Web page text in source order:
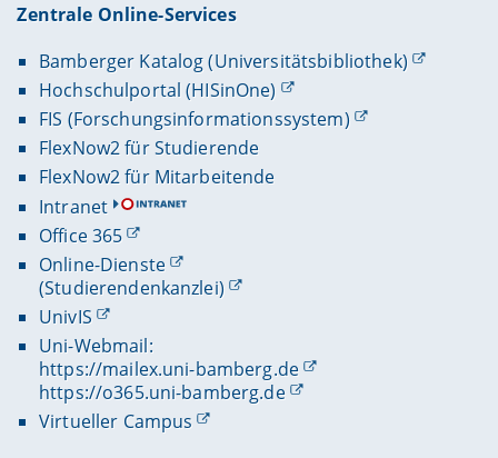
Zentrale Online-Services
Bamberger Katalog (Universitätsbibliothek)
Hochschulportal (HISinOne)
FIS (Forschungsinformationssystem)
FlexNow2 für Studierende
FlexNow2 für Mitarbeitende
Intranet
Office 365
Online-Dienste
(Studierendenkanzlei)
UnivIS
Uni-Webmail:
https://mailex.uni-bamberg.de
https://o365.uni-bamberg.de
Virtueller Campus